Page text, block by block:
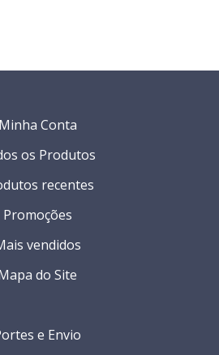
e Envio
Minha Conta
os Produtos
recentes
Promoções
vendidos
do Site